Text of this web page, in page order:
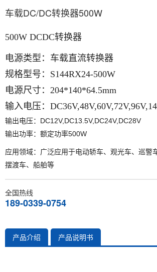
车载DC/DC转换器500W
500W DCDC转换器
电源类型：车载直流转换器
规格型号：S144RX24-500W
电源尺寸：204*140*64.5mm
输入电压：
输出电压：DC12V,DC13.5V,DC24V,DC28V
输出功率：额定功率500W
应用领域：广泛应用于电动轿车、观光车、巡警
摆渡车、船舶等
全国热线
189-0339-0754
产品介绍 产品说明书